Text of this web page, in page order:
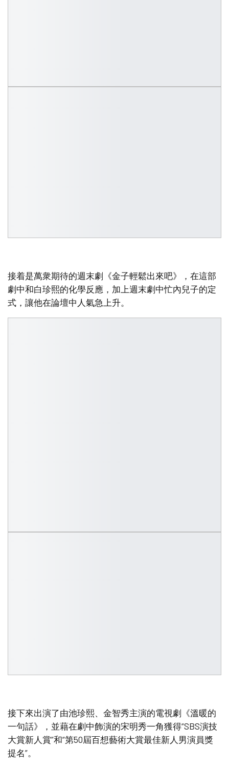
接着是萬衆期待的週末劇《金子輕鬆出來吧》，在這部
劇中和白珍熙的化學反應，加上週末劇中忙內兒子的定
式，讓他在論壇中人氣急上升。
接下來出演了由池珍熙、金智秀主演的電視劇《溫暖的
一句話》，並藉在劇中飾演的宋明秀一角獲得“SBS演技
大賞新人賞”和“第50屆百想藝術大賞最佳新人男演員獎
提名”。